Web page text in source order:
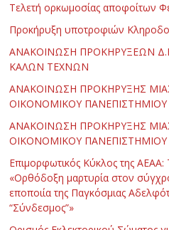
Τελετή ορκωμοσίας αποφοίτων
Προκήρυξη υποτροφιών
ΑΝΑΚΟΙΝΩΣΗ ΠΡΟΚΗΡΥΞΕΩΝ
ΚΑΛΩΝ ΤΕΧΝΩΝ
ΑΝΑΚΟΙΝΩΣΗ ΠΡΟΚΗΡΥΞΗΣ
ΟΙΚΟΝΟΜΙΚΟΥ
ΑΝΑΚΟΙΝΩΣΗ ΠΡΟΚΗΡΥΞΗΣ
ΟΙΚΟΝΟΜΙΚΟΥ
Επιμορφωτικός Κύκλος της ΑΕΑΑ:
«Ορθόδοξη μαρτυρία στον
εποποιία της Παγκόσμιας
“Σύνδεσμος”»